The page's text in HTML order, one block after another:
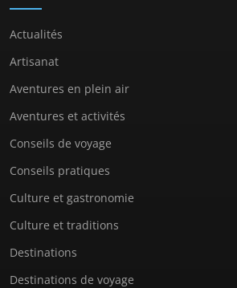
Actualités
Artisanat
Aventures en plein air
Aventures et activités
Conseils de voyage
Conseils pratiques
Culture et gastronomie
Culture et traditions
Destinations
Destinations de voyage